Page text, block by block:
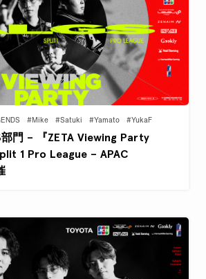
#Mike #Satuki #Yamato #YukaF
部門 – 『ZETA Viewing Party
1 Pro League – APAC